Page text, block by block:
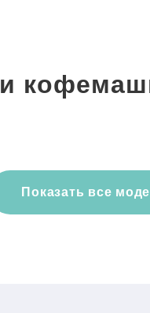
Показать все